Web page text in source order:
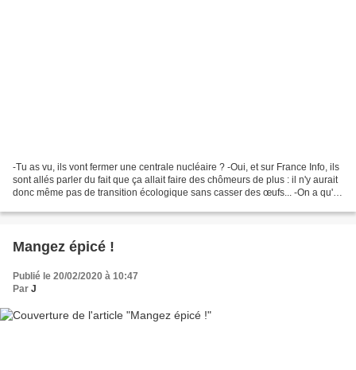
-Tu as vu, ils vont fermer une centrale nucléaire ? -Oui, et sur France Info, ils
sont allés parler du fait que ça allait faire des chômeurs de plus : il n'y aurait
donc même pas de transition écologique sans casser des œufs... -On a qu'à
Mangez épicé !
Publié le 20/02/2020 à 10:47
Par J